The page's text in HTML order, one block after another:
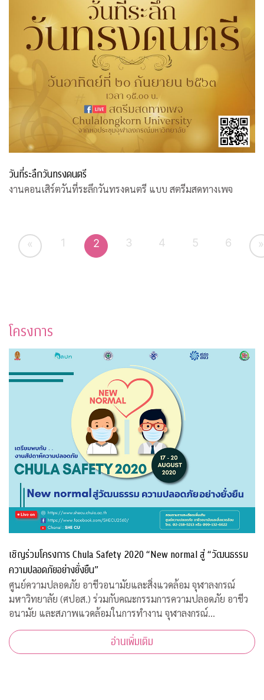
วันที่ระลึกวันทรงดนตรี
งานคอนเสิร์ตวันที่ระลึกวันทรงดนตรี แบบ สตรีมสดทางเพจ
« 1 2 3 4 5 6 »
โครงการ
เชิญร่วมโครงการ Chula Safety 2020 “New normal สู่ “วัฒนธรรม
ความปลอดภัยอย่างยั่งยืน”
ศูนย์ความปลอดภัย อาชีวอนามัยและสิ่งแวดล้อม จุฬาลงกรณ์
มหาวิทยาลัย (ศปอส.) ร่วมกับคณะกรรมการความปลอดภัย อาชีว
อนามัย และสภาพแวดล้อมในการทำงาน จุฬาลงกรณ์
มหาวิทยาลัย และภาคีเครือข่าย จัดงาน “Chula Safety 2020
New normal สู่วัฒนธรรมความปลอดภัยอย่างยั่งยืน” ระหว
อ่านเพิ่มเติม